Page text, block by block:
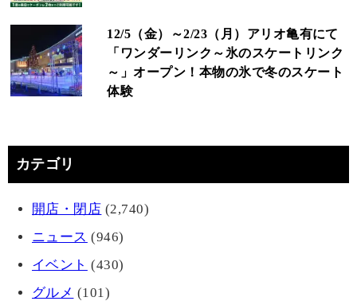
12/5（金）～2/23（月）アリオ亀有にて
「ワンダーリンク～氷のスケートリンク
～」オープン！本物の氷で冬のスケート
体験
カテゴリ
開店・閉店 (2,740)
ニュース (946)
イベント (430)
グルメ (101)